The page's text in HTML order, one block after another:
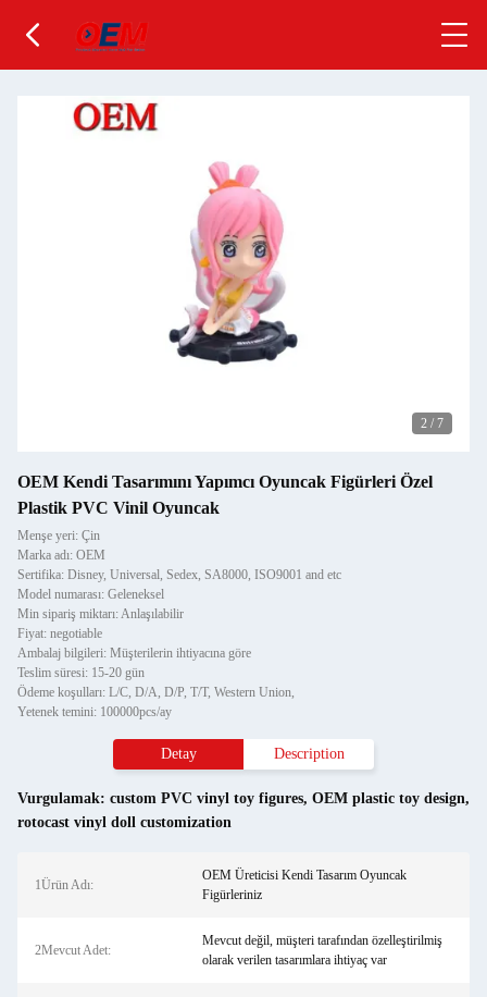
2 / 7
OEM Kendi Tasarımını Yapımcı Oyuncak Figürleri Özel
Plastik PVC Vinil Oyuncak
Menşe yeri: Çin
Marka adı: OEM
Sertifika: Disney, Universal, Sedex, SA8000, ISO9001 and etc
Model numarası: Geleneksel
Min sipariş miktarı: Anlaşılabilir
Fiyat: negotiable
Ambalaj bilgileri: Müşterilerin ihtiyacına göre
Teslim süresi: 15-20 gün
Ödeme koşulları: L/C, D/A, D/P, T/T, Western Union,
Yetenek temini: 100000pcs/ay
Detay Description
Vurgulamak: custom PVC vinyl toy figures, OEM plastic toy design,
rotocast vinyl doll customization
1Ürün Adı:
OEM Üreticisi Kendi Tasarım Oyuncak
Figürleriniz
2Mevcut Adet:
Mevcut değil, müşteri tarafından özelleştirilmiş
olarak verilen tasarımlara ihtiyaç var